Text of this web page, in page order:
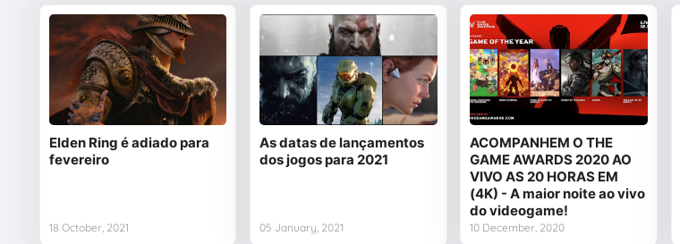
a
c
i
d
a
e
n
o
T
w
i
Elden Ring é adiado para
fevereiro
18 October, 2021
As datas de lançamentos
dos jogos para 2021
05 January, 2021
ACOMPANHEM O THE
GAME AWARDS 2020 AO
VIVO AS 20 HORAS EM
(4K) - A maior noite ao vivo
do videogame!
10 December, 2020